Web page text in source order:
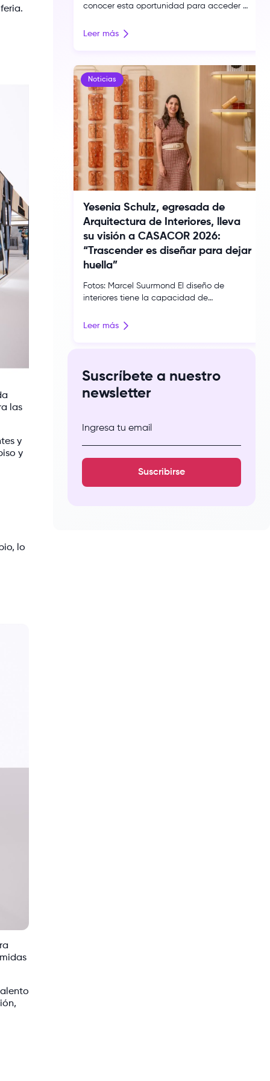
las
y
y
lo
Suscríbete a nuestro
newsletter
Ingresa tu email
Suscribirse
conocer esta oportunidad para acceder a
modalidad 4+1 con un descuento exclusivo.
para su comunidad gracias al convenio
firmado con IED Kunsthal Bilbao, institución
que forma parte del Istituto Europeo di
Design (IED), reconocido […]
Leer más
Noticias
Yesenia Schulz, egresada de
Arquitectura de Interiores, lleva
su visión a CASACOR 2026:
“Trascender es diseñar para dejar
huella”
Fotos: Marcel Suurmond El diseño de
interiores tiene la capacidad de
construir memorias y dejar una marca en
escuela, presentó Trascender en CASACOR
Perú 2026, una propuesta que invita a
experimentar el diseño […]
Leer más